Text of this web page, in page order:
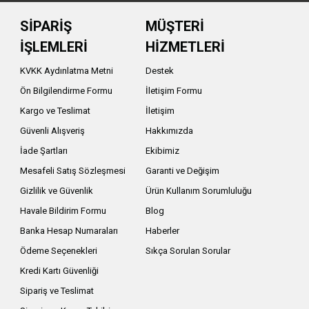
fiyat performans çizgisinde sık tercih
arayan kullanıcıların dikkatini çeken güçlü
survival veya günlük EDC kullanımda beklenen
mı gerektiği netleştirilmelidir.
çakı arayan kullanıcıya daha yakın durur. Kamp
olabilir.
taşıma klipsleri, sağlam kilit sistemleri ve agresif
seçenekleri tercih eder.
EDC için hafif ve ince modeller daha kullanışlı
SİPARİŞ
İŞLEMLERİ
KVKK Aydınlatma Metni
Ön Bilgilendirme Formu
Kargo ve Teslimat
Güvenli Alışveriş
İade Şartları
Mesafeli Satış Sözleşmesi
Gizlilik ve Güvenlik
Havale Bildirim Formu
Banka Hesap Numaraları
Ödeme Seçenekleri
Kredi Kartı Güvenliği
Sipariş ve Teslimat
MÜŞTERİ
HİZMETLERİ
Destek
İletişim Formu
İletişim
Hakkımızda
Ekibimiz
Garanti ve Değişim
Ürün Kullanım Sorumluluğu
Blog
Haberler
Sıkça Sorulan Sorular